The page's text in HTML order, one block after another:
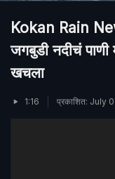
Kokan Rain
जगबुडी नदीचं पाणी
खचला
1:16 प्रकाशित: July